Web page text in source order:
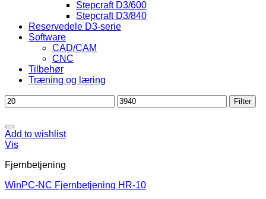
Stepcraft D3/600
Stepcraft D3/840
Reservedele D3-serie
Software
CAD/CAM
CNC
Tilbehør
Træning og læring
Mindste
pris
Højeste
pris
Filter
Add to wishlist
Vis
Fjernbetjening
WinPC-NC Fjernbetjening HR-10